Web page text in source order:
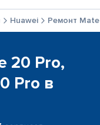
Huawei Ремонт
20 Pro,
Pro в